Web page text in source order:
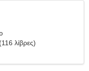
λίβρες)